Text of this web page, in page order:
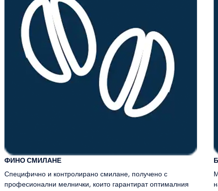
ФИНО СМИЛАНЕ
Специфично и контролирано смилане, получено с
професионални мелнички, които гарантират оптималния